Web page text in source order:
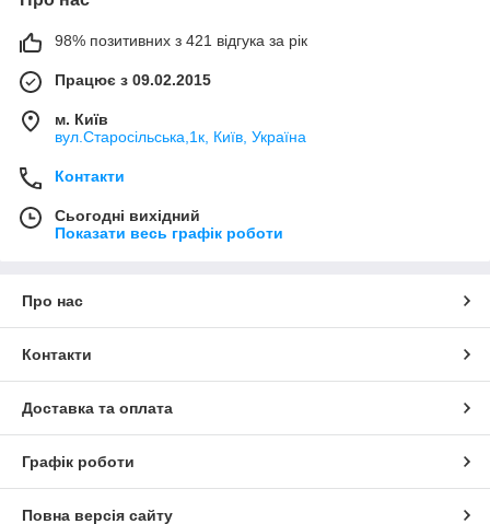
98% позитивних з 421 відгука за рік
Працює з 09.02.2015
м. Київ
вул.Старосільська,1к, Київ, Україна
Контакти
Сьогодні вихідний
Показати весь графік роботи
Про нас
Контакти
Доставка та оплата
Графік роботи
Повна версія сайту